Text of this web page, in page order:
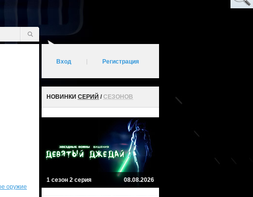
оружие
Вход Регистрация
НОВИНКИ СЕРИЙ /СЕЗОНОВ
1 сезон 2 серия 08.08.2026